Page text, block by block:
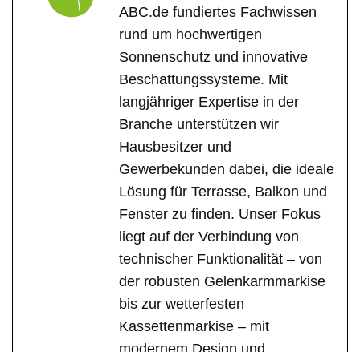
ABC.de fundiertes Fachwissen
rund um hochwertigen
Sonnenschutz und innovative
Beschattungssysteme. Mit
langjähriger Expertise in der
Branche unterstützen wir
Hausbesitzer und
Gewerbekunden dabei, die ideale
Lösung für Terrasse, Balkon und
Fenster zu finden. Unser Fokus
liegt auf der Verbindung von
technischer Funktionalität – von
der robusten Gelenkarmmarkise
bis zur wetterfesten
Kassettenmarkise – mit
modernem Design und